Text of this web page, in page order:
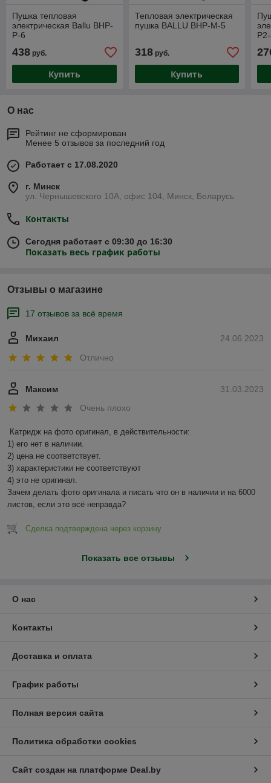
Пушка тепловая
электрическая Ballu BHP-
P-6
438 руб.
Купить
Тепловая электрическая
пушка BALLU BHP-M-5
318руб.
Купить
О нас
Рейтинг не сформирован
Менее 5 отзывов за последний год
Работает с 17.08.2020
г. Минск
ул. Чернышевского 10А, офис 104, Минск, Беларусь
Контакты
Сегодня работает с 09:30 до 16:30
Показать весь график работы
Отзывы о магазине
17 отзывов за всё время
24.06.2023
Михаил
Отлично
31.03.2023
Максим
Очень плохо
Катридж на фото оригинал, в действительности:
1) его нет в наличии.
2) цена не соответствует.
3) характеристики не соответствуют
4) это не оригинал.
Зачем делать фото оригинала и писать что он в наличии и на 6000
листов, если это всё неправда?
Сделка подтверждена через корзину
Показать все отзывы
О нас
Контакты
Доставка и оплата
График работы
Полная версия сайта
Политика обработки cookies
Сайт создан на платформе Deal.by